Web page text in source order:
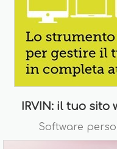
IRVIN: il tuo
Software